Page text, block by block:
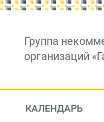
Группа
организаций
КАЛЕНДАРЬ